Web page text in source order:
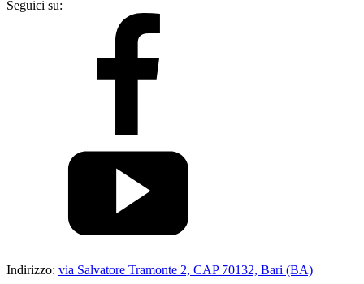
Seguici su:
Indirizzo: via Salvatore Tramonte 2, CAP 70132, Bari (BA)